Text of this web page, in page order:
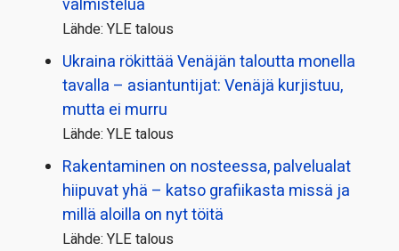
valmistelua
Lähde: YLE talous
Ukraina rökittää Venäjän taloutta monella
tavalla – asiantuntijat: Venäjä kurjistuu,
mutta ei murru
Lähde: YLE talous
Rakentaminen on nosteessa, palvelualat
hiipuvat yhä – katso grafiikasta missä ja
millä aloilla on nyt töitä
Lähde: YLE talous